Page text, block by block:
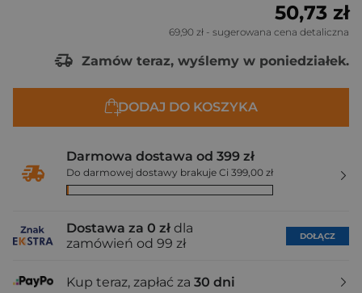
50,73 zł
69,90 zł - sugerowana cena detaliczna
Zamów teraz, wyślemy w poniedziałek.
DODAJ DO KOSZYKA
Darmowa dostawa od 399 zł
Do darmowej dostawy brakuje Ci 399,00 zł
Dostawa za 0 zł dla
zamówień od 99 zł
DOŁĄCZ
Kup teraz, zapłać za 30 dni